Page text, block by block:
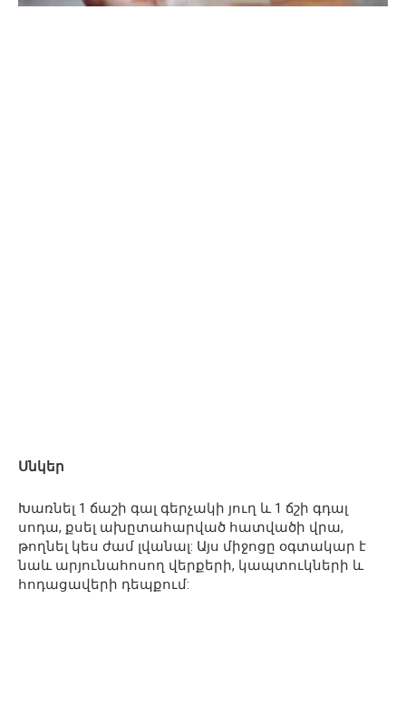
Սնկեր
Խառնել 1 ճաշի գալ գերչակի յուղ և 1 ճշի գդալ
սոդա, քսել ախըտահարված հատվածի վրա,
թողնել կես ժամ լվանալ: Այս միջոցը օգտակար է
նաև արյունահոսող վերքերի, կապտուկների և
հոդացավերի դեպքում: